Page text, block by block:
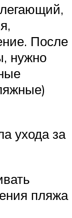
После
нужно
ухода за
пляжа